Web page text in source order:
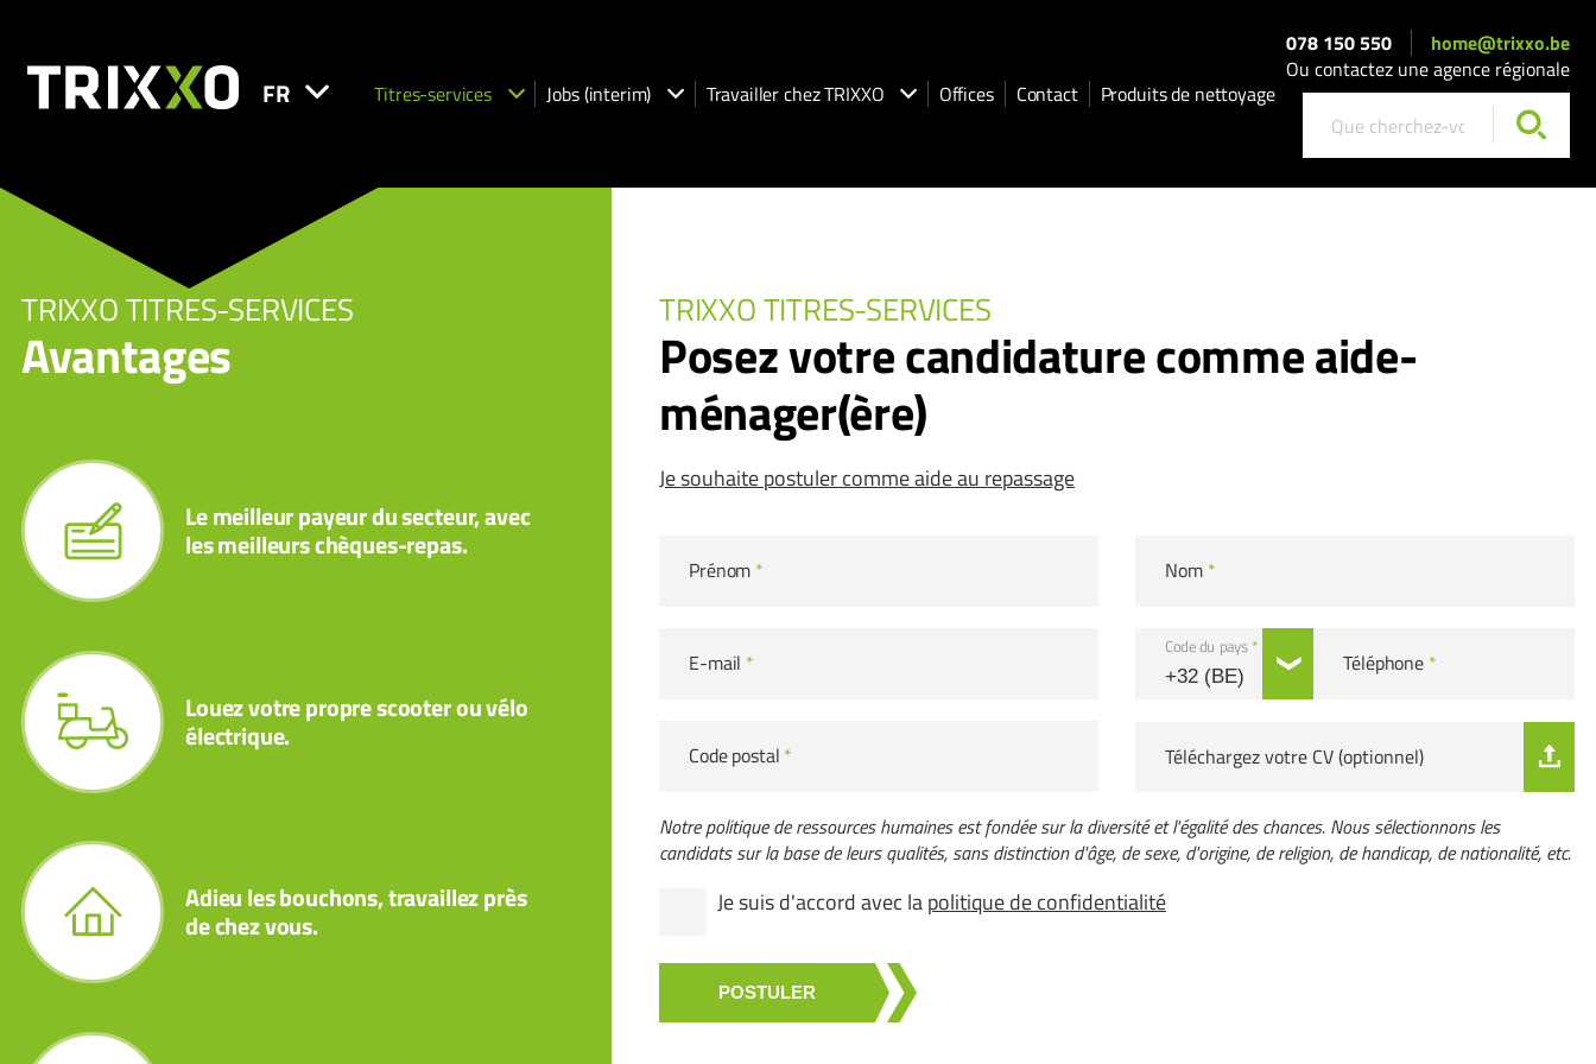
FR Titres-services Jobs (interim) Travailler chez TRIXXO Offices Contact Produits de nettoyage
078 150 550
home@trixxo.be
Ou contactez une agence régionale
TRIXXO TITRES-SERVICES
Avantages
Le meilleur payeur du secteur, avec
les meilleurs chèques-repas.
Louez votre propre scooter ou vélo
électrique.
Adieu les bouchons, travaillez près
de chez vous.
TRIXXO TITRES-SERVICES
Posez votre candidature comme aide-
ménager(ère)
Je souhaite postuler comme aide au repassage
Prénom * Nom *
E-mail *
Code du pays *
Téléphone *
Code postal * Téléchargez votre CV (optionnel)
Notre politique de ressources humaines est fondée sur la diversité et l'égalité des chances. Nous sélectionnons les
candidats sur la base de leurs qualités, sans distinction d'âge, de sexe, d'origine, de religion, de handicap, de nationalité, etc.
Je suis d'accord avec lapolitique de confidentialité
POSTULER